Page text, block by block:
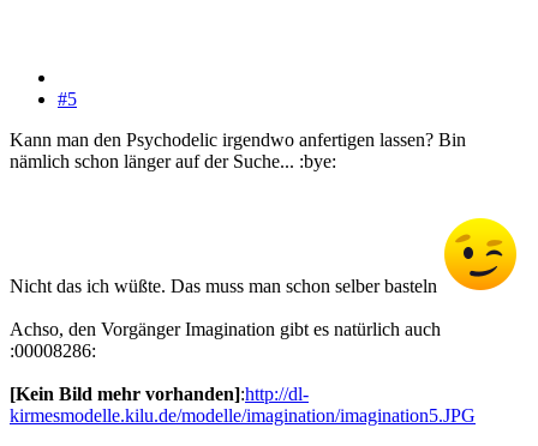
#5
Kann man den Psychodelic irgendwo anfertigen lassen? Bin
nämlich schon länger auf der Suche... :bye:
Nicht das ich wüßte. Das muss man schon selber basteln
Achso, den Vorgänger Imagination gibt es natürlich auch
:00008286:
[Kein Bild mehr vorhanden]:http://dl-
kirmesmodelle.kilu.de/modelle/imagination/imagination5.JPG